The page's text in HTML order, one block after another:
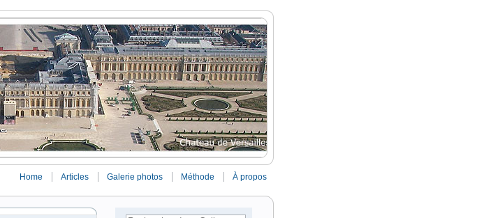
Home Articles Galerie photos Méthode À propos